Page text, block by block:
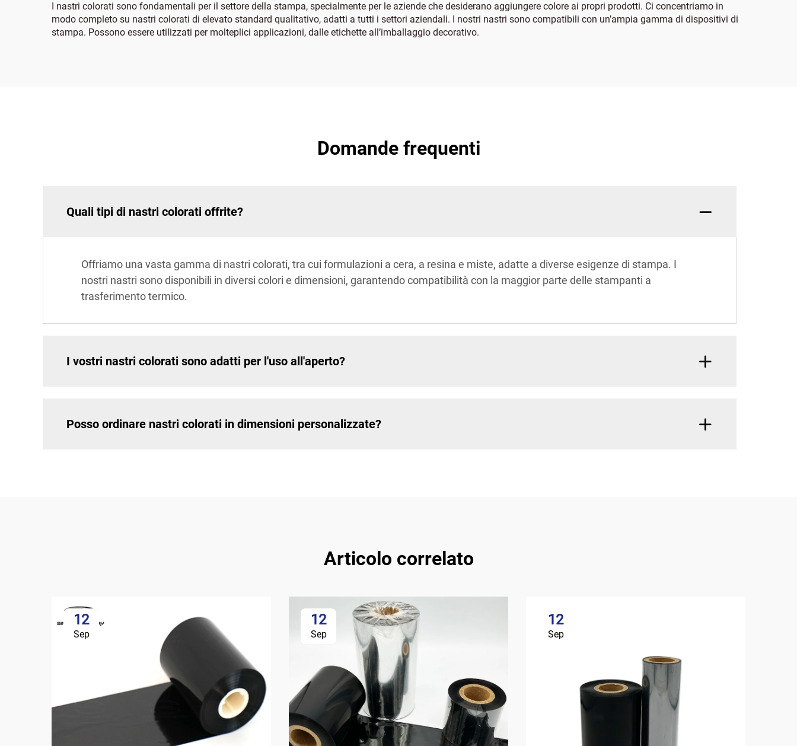
I nastri colorati sono fondamentali per il settore della stampa, specialmente per le aziende che desiderano aggiungere colore ai propri prodotti. Ci concentriamo in
modo completo su nastri colorati di elevato standard qualitativo, adatti a tutti i settori aziendali. I nostri nastri sono compatibili con un’ampia gamma di dispositivi di
stampa. Possono essere utilizzati per molteplici applicazioni, dalle etichette all’imballaggio decorativo.
Domande frequenti
Quali tipi di nastri colorati offrite?
Offriamo una vasta gamma di nastri colorati, tra cui formulazioni a cera, a resina e miste, adatte a diverse esigenze di stampa. I
nostri nastri sono disponibili in diversi colori e dimensioni, garantendo compatibilità con la maggior parte delle stampanti a
trasferimento termico.
I vostri nastri colorati sono adatti per l'uso all'aperto?
Posso ordinare nastri colorati in dimensioni personalizzate?
Articolo correlato
12
Sep
12
Sep
12
Sep